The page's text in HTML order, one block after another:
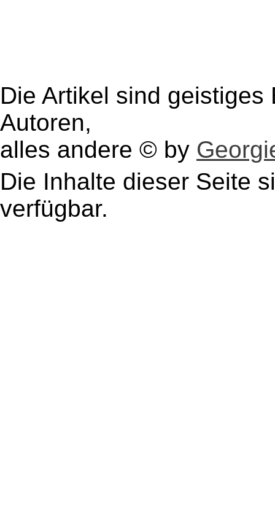
Die Artikel sind
Autoren,
alles andere © by
Die Inhalte dieser Seite
verfügbar.